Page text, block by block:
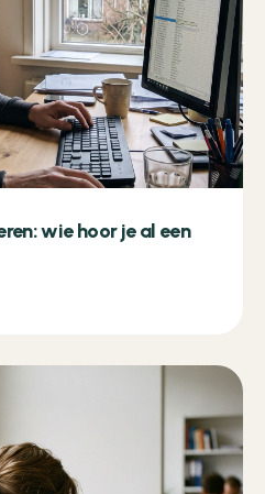
wie hoor je al een